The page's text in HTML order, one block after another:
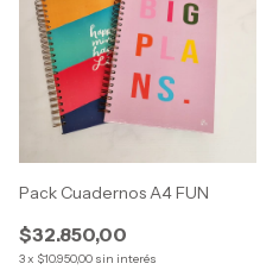
Pack Cuadernos A4 FUN
$32.850,00
3x $10.950,00 sin interés